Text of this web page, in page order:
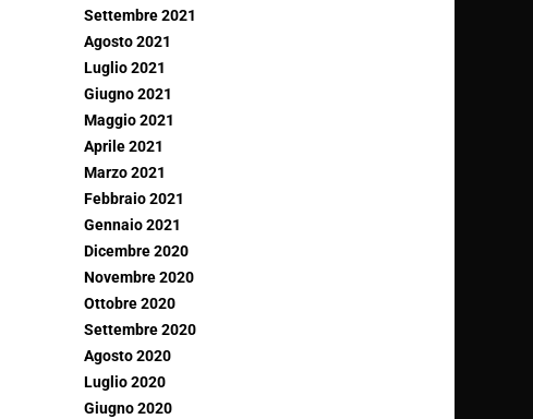
Settembre 2021
Agosto 2021
Luglio 2021
Giugno 2021
Maggio 2021
Aprile 2021
Marzo 2021
Febbraio 2021
Gennaio 2021
Dicembre 2020
Novembre 2020
Ottobre 2020
Settembre 2020
Agosto 2020
Luglio 2020
Giugno 2020